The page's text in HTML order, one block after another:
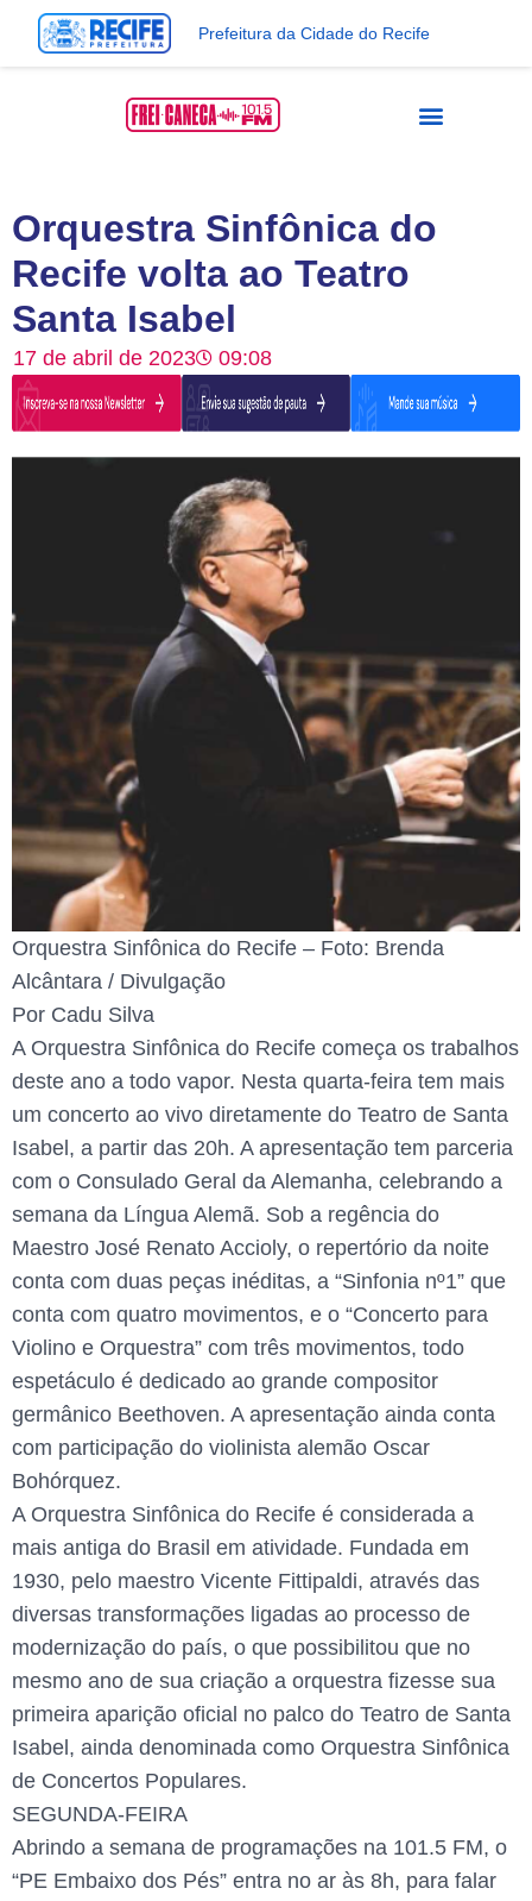
Prefeitura da Cidade do Recife
Orquestra Sinfônica do
Recife volta ao Teatro
Santa Isabel
17 de abril de 2023 09:08
Orquestra Sinfônica do Recife – Foto: Brenda
Alcântara / Divulgação
Por Cadu Silva
A Orquestra Sinfônica do Recife começa os trabalhos
deste ano a todo vapor. Nesta quarta-feira tem mais
um concerto ao vivo diretamente do Teatro de Santa
Isabel, a partir das 20h. A apresentação tem parceria
com o Consulado Geral da Alemanha, celebrando a
semana da Língua Alemã. Sob a regência do
Maestro José Renato Accioly, o repertório da noite
conta com duas peças inéditas, a “Sinfonia nº1” que
conta com quatro movimentos, e o “Concerto para
Violino e Orquestra” com três movimentos, todo
espetáculo é dedicado ao grande compositor
germânico Beethoven. A apresentação ainda conta
com participação do violinista alemão Oscar
Bohórquez.
A Orquestra Sinfônica do Recife é considerada a
mais antiga do Brasil em atividade. Fundada em
1930, pelo maestro Vicente Fittipaldi, através das
diversas transformações ligadas ao processo de
modernização do país, o que possibilitou que no
mesmo ano de sua criação a orquestra fizesse sua
primeira aparição oficial no palco do Teatro de Santa
Isabel, ainda denominada como Orquestra Sinfônica
de Concertos Populares.
SEGUNDA-FEIRA
Abrindo a semana de programações na 101.5 FM, o
“PE Embaixo dos Pés” entra no ar às 8h, para falar